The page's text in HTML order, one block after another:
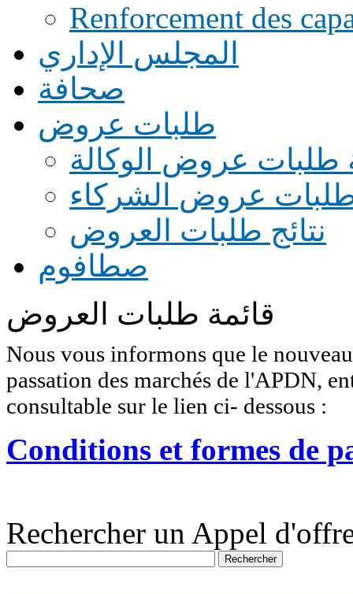
Renforcement des
المجلس الإداري
صحافة
طلبات عروض
طلبات عروض الوكالة
طلبات عروض الشركاء
نتائج طلبات العروض
صطافوم
قائمة طلبات العروض
Nous vous informons que le
passation des marchés de l'APDN,
consultable sur le lien ci- dessous :
Conditions et formes de
Rechercher un Appel